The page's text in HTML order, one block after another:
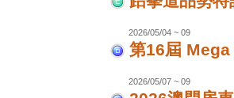
2026/05/04 ~ 09
第16屆
2026/05/07 ~ 09